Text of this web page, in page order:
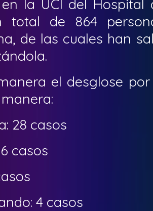
la UCI del
total de 864
de las cuales han
el desglose
28 casos
casos
4 casos